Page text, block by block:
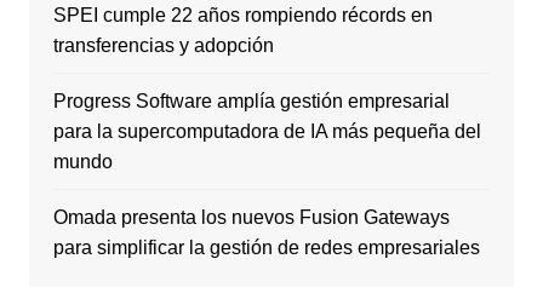
SPEI cumple 22 años rompiendo récords en
transferencias y adopción
Progress Software amplía gestión empresarial
para la supercomputadora de IA más pequeña del
mundo
Omada presenta los nuevos Fusion Gateways
para simplificar la gestión de redes empresariales